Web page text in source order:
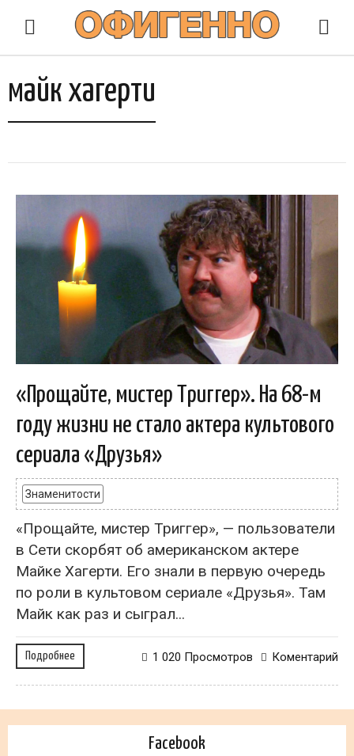
майк хагерти
«Прощайте, мистер Триггер». На 68-м
году жизни не стало актера культового
сериала «Друзья»
Знаменитости
«Прощайте, мистер Триггер», — пользователи
в Сети скорбят об американском актере
Майке Хагерти. Его знали в первую очередь
по роли в культовом сериале «Друзья». Там
Майк как раз и сыграл...
Подробнее Коментарий
1 020 Просмотров
Facebook